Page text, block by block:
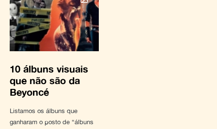
10 álbuns visuais
que não são da
Beyoncé
Listamos os álbuns que
ganharam o posto de “álbuns